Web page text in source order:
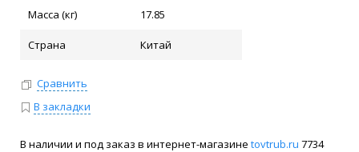
Масса (кг) 17.85
Страна Китай
Сравнить
В закладки
В наличии и под заказ в интернет-магазине tovtrub.ru 7734